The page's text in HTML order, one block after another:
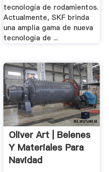
tecnología de rodamientos.
Actualmente, SKF brinda
una amplia gama de nueva
tecnología de ...
Oliver Art | Belenes
Y Materiales Para
Navidad